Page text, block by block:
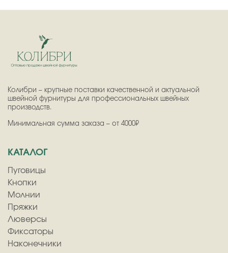
Колибри – крупные поставки качественной и актуальной
швейной фурнитуры для профессиональных швейных
производств.
Минимальная сумма заказа – от 4000₽
КАТАЛОГ
Пуговицы
Кнопки
Молнии
Пряжки
Люверсы
Фиксаторы
Наконечники